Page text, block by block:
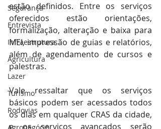
Segurança
Entrevista
Infraestrutura
Agricultura
Lazer
Turismo
Rodovias
estão definidos. Entre os serviços
oferecidos estão orientações,
formalização, alteração e baixa para
MEI, impressão de guias e relatórios,
além de agendamento de cursos e
palestras.
Vale ressaltar que os serviços
básicos podem ser acessados todos
os dias em qualquer CRAS da cidade,
e os serviços avançados serão